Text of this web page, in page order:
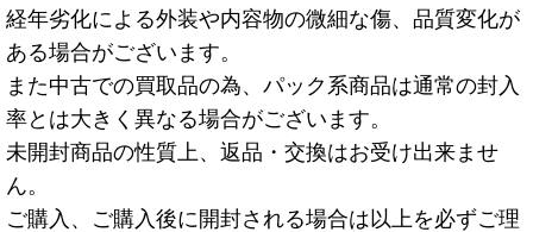
経年劣化による外装や内容物の微細な傷、品質変化が
ある場合がございます。
また中古での買取品の為、パック系商品は通常の封入
率とは大きく異なる場合がございます。
未開封商品の性質上、返品・交換はお受け出来ませ
ん。
ご購入、ご購入後に開封される場合は以上を必ずご理